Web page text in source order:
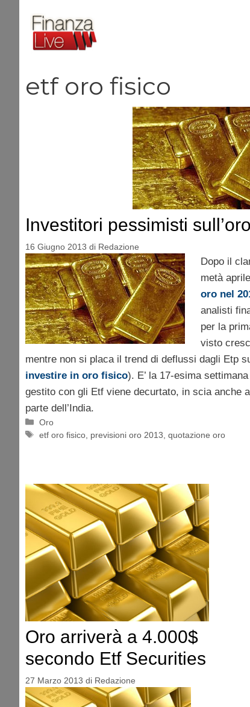
contenuto
etf oro fisico
Investitori pessimisti
16 Giugno 2013 di Redazione
Dopo il
metà
oro nel
analisti
per la
visto
mentre non si placa il trend di deflussi dagli Etp
investire in oro fisico). E’ la 17-esima
gestito con gli Etf viene decurtato, in scia anche
parte dell’India.
Categorie
Oro
Tag
etf oro fisico previsioni oro 2013 ,quotazione oro
Oro arriverà a 4.000$
secondo Etf Securities
27 Marzo 2013 di Redazione